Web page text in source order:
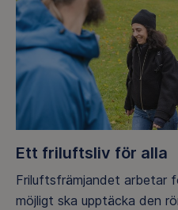
Ett friluftsliv för alla
Friluftsfrämjandet arbetar
möjligt ska upptäcka den